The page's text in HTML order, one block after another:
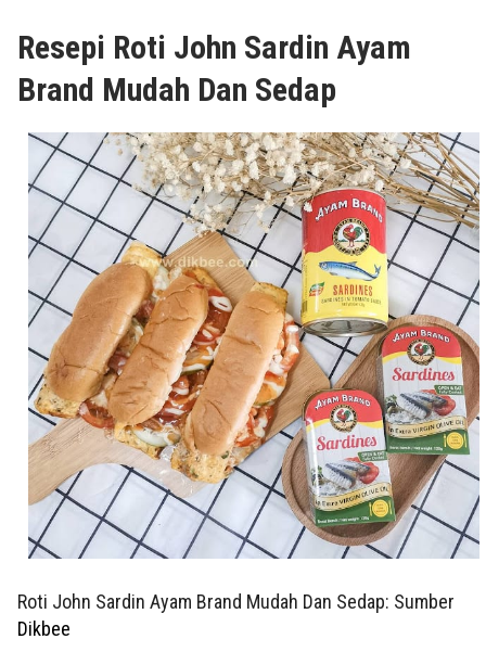
Resepi Roti John Sardin Ayam
Brand Mudah Dan Sedap
Roti John Sardin Ayam Brand Mudah Dan Sedap: Sumber
Dikbee